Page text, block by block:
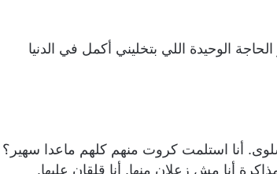
الوحيدة اللي بتخليني أكمل في الدنيا
أنا استلمت كروت منهم كلهم ماعدا سهير؟
أنا مش زعلان منها. أنا قلقان عليها.